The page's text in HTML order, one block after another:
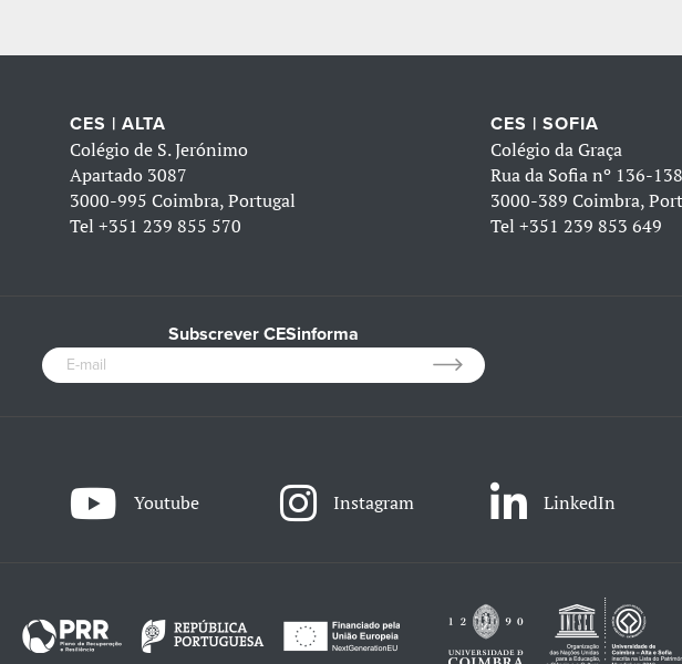
CES | ALTA
Colégio de S. Jerónimo
Apartado 3087
3000-995 Coimbra, Portugal
Tel+351 239 855 570
CES | SOFIA
Colégio da Graça
Rua da Sofia nº 136-138
3000-389 Coimbra,
Tel +351 239 853 649
Subscrever CESinforma
Youtube Instagram LinkedIn